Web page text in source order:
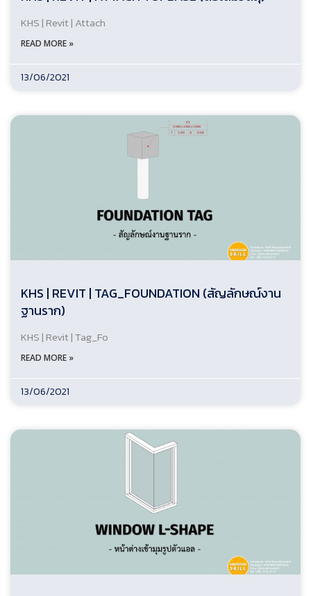
KHS | Revit | Attach
READ MORE »
13/06/2021
KHS | REVIT | TAG_FOUNDATION (สัญลักษณ์งาน
ฐานราก)
KHS | Revit | Tag_Fo
READ MORE »
13/06/2021